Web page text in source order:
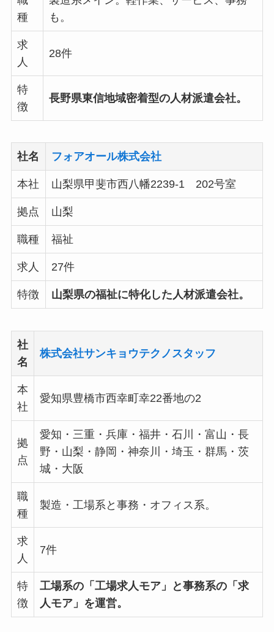
種
も。
求
人
28件
特
徴
長野県東信地域密着型の人材派遣会社。
社名 フォアオール株式会社
本社 山梨県甲斐市西八幡2239-1 202号室
拠点 山梨
職種 福祉
求人 27件
特徴 山梨県の福祉に特化した人材派遣会社。
社
名
株式会社サンキョウテクノスタッフ
本
社
愛知県豊橋市西幸町幸22番地の2
拠
点
愛知・三重・兵庫・福井・石川・富山・長
野・山梨・静岡・神奈川・埼玉・群馬・茨
城・大阪
職
種
製造・工場系と事務・オフィス系。
求
人
7件
特
徴
工場系の「工場求人モア」と事務系の「求
人モア」を運営。